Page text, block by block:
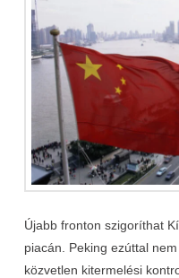
Újabb fronton szigoríthat
piacán. Peking ezúttal
közvetlen kitermelési